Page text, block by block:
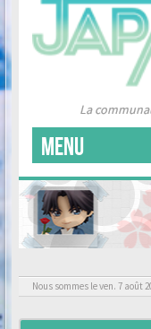
La
MENU
Nous sommes le ven. 7 août